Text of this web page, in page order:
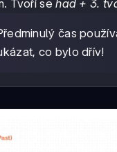
Tvoří sehad + 3.
čas
co bylo dřív!